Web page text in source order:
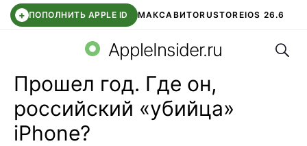
+ ПОПОЛНИТЬ APPLE ID МАКСАВИТОRUSTOREIOS 26.6
СБЕР КИДС ВТБ ОНЛАЙН ЧАТ В ROBLOX
AppleInsider.ru
Прошел год. Где он,
российский «убийца»
iPhone?